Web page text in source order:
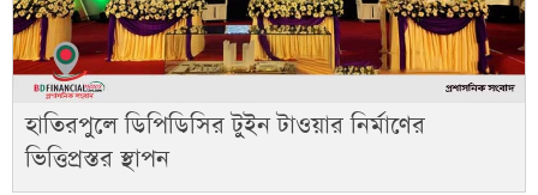
হাতিরপুলে ডিপিডিসির টুইন টাওয়ার নির্মাণের
ভিত্তিপ্রস্তর স্থাপন